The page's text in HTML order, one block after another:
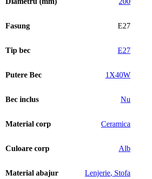
Fasung E27
Tip bec E27
Putere Bec 1X40W
Bec inclus Nu
Material corp Ceramica
Culoare corp Alb
Material abajur Lenjerie, Stofa